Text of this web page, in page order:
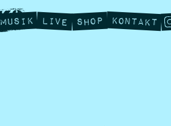
Musik Live Shop Kontakt